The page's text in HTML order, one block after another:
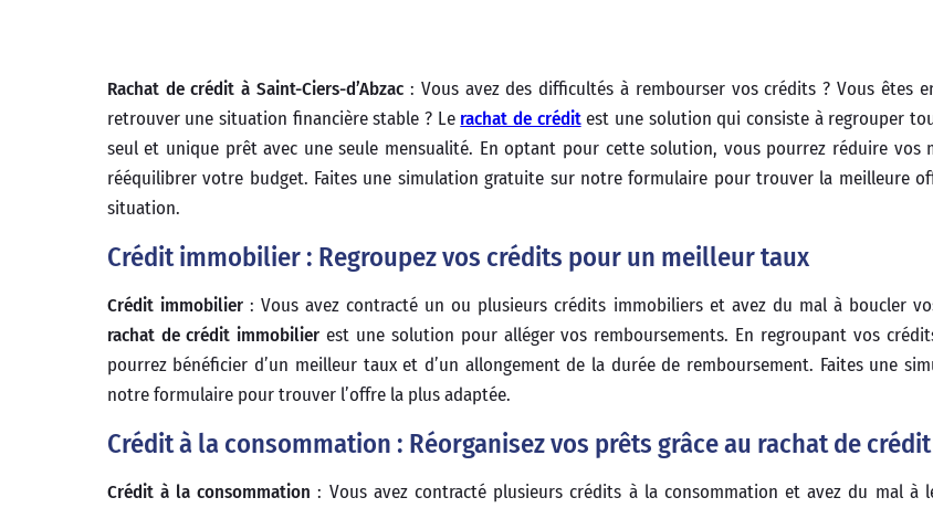
Rachat de crédit à Saint-Ciers-d’Abzac : Vous avez des difficultés à rembourser vos crédits ? Vous êtes
retrouver une situation financière stable ? Le rachat de créditest une solution qui consiste à regrouper
seul et unique prêt avec une seule mensualité. En optant pour cette solution, vous pourrez réduire vos
rééquilibrer votre budget. Faites une simulation gratuite sur notre formulaire pour trouver la meilleure
situation.
Crédit immobilier : Regroupez vos crédits pour un meilleur taux
Crédit immobilier: Vous avez contracté un ou plusieurs crédits immobiliers et avez du mal à boucler
rachat de crédit immobilier est une solution pour alléger vos remboursements. En regroupant vos
pourrez bénéficier d’un meilleur taux et d’un allongement de la durée de remboursement. Faites une
notre formulaire pour trouver l’offre la plus adaptée.
Crédit à la consommation : Réorganisez vos prêts grâce au rachat de crédit
Crédit à la consommation : Vous avez contracté plusieurs crédits à la consommation et avez du mal à